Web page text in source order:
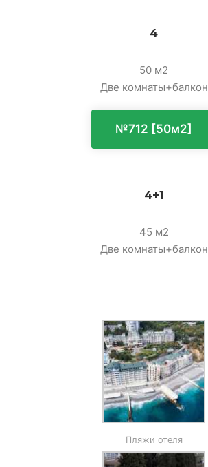
4
50 м2
Две комнаты+балкон
№712 [50м2]
4+1
45 м2
Две комнаты+балкон
Пляжи отеля